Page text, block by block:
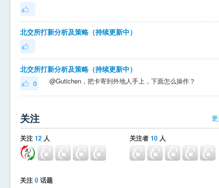
北交所打新分析及策略（持续更新中）
北交所打新分析及策略（持续更新中）
0 @Gutichen，把卡寄到外地人手上，下面怎么操作？
关注
关注 12 人 关注者 10 人
关注 0 话题